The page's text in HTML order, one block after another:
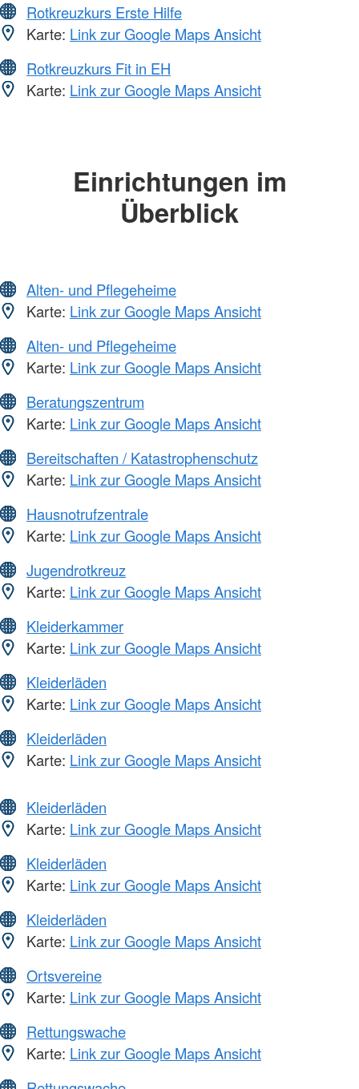
Rotkreuzkurs Erste Hilfe
Karte: Link zur Google Maps Ansicht
Rotkreuzkurs Fit in EH
Karte: Link zur Google Maps Ansicht
Einrichtungen im
Überblick
Alten- und Pflegeheime
Karte: Link zur Google Maps Ansicht
Alten- und Pflegeheime
Karte: Link zur Google Maps Ansicht
Beratungszentrum
Karte: Link zur Google Maps Ansicht
Bereitschaften / Katastrophenschutz
Karte: Link zur Google Maps Ansicht
Hausnotrufzentrale
Karte: Link zur Google Maps Ansicht
Jugendrotkreuz
Karte: Link zur Google Maps Ansicht
Kleiderkammer
Karte: Link zur Google Maps Ansicht
Kleiderläden
Karte: Link zur Google Maps Ansicht
Kleiderläden
Karte: Link zur Google Maps Ansicht
Kleiderläden
Karte: Link zur Google Maps Ansicht
Kleiderläden
Karte: Link zur Google Maps Ansicht
Kleiderläden
Karte: Link zur Google Maps Ansicht
Ortsvereine
Karte: Link zur Google Maps Ansicht
Rettungswache
Karte: Link zur Google Maps Ansicht